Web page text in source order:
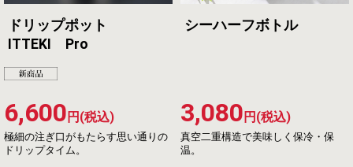
ドリップポット
ITTEKI Pro
極細の注ぎ口がもたらす思い通りの
ドリップタイム。
6,600 円(税込)
シーハーフボトル
真空二重構造で美味しく保冷・保
温。
3,080 円(税込)